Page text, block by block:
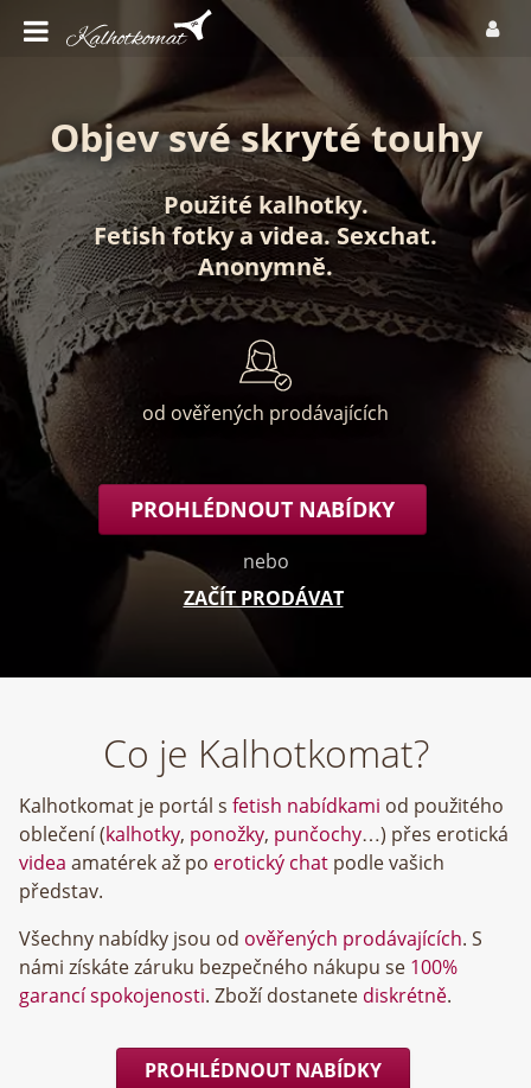
Objev své skryté touhy
Použité kalhotky.
Fetish fotkyavidea.Sexchat.
Anonymně.
od ověřených prodávajících
PROHLÉDNOUT NABÍDKY
nebo
ZAČÍT PRODÁVAT
Co je Kalhotkomat?
Kalhotkomat je portál s fetish nabídkami od použitého
oblečení (kalhotky, ponožky, punčochy…) přes erotická
videa amatérek až po erotický chat podle vašich
představ.
Všechny nabídky jsou od ověřených prodávajících. S
námi získáte záruku bezpečného nákupu se 100%
garancí spokojenosti. Zboží dostanete diskrétně.
PROHLÉDNOUT NABÍDKY